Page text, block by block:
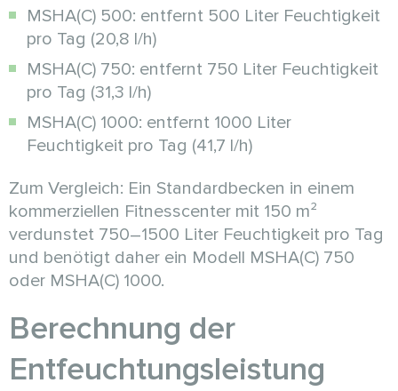
MSHA(C) 500: entfernt 500 Liter Feuchtigkeit
pro Tag (20,8 l/h)
MSHA(C) 750: entfernt 750 Liter Feuchtigkeit
pro Tag (31,3 l/h)
MSHA(C) 1000: entfernt 1000 Liter
Feuchtigkeit pro Tag (41,7 l/h)
Zum Vergleich: Ein Standardbecken in einem
kommerziellen Fitnesscenter mit 150 m²
verdunstet 750–1500 Liter Feuchtigkeit pro Tag
und benötigt daher ein Modell MSHA(C) 750
oder MSHA(C) 1000.
Berechnung der
Entfeuchtungsleistung